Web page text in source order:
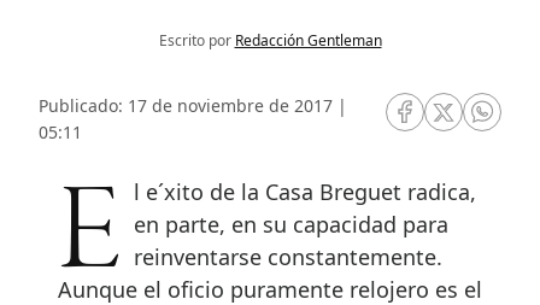
Escrito por Redacción Gentleman
Publicado: 17 de noviembre de 2017 |
05:11
RRSS Facebook
RRSSRRSS
El e´xito de la Casa Breguet radica, en parte, en su capacidad para
reinventarse constantemente.
Aunque el oficio puramente relojero es el